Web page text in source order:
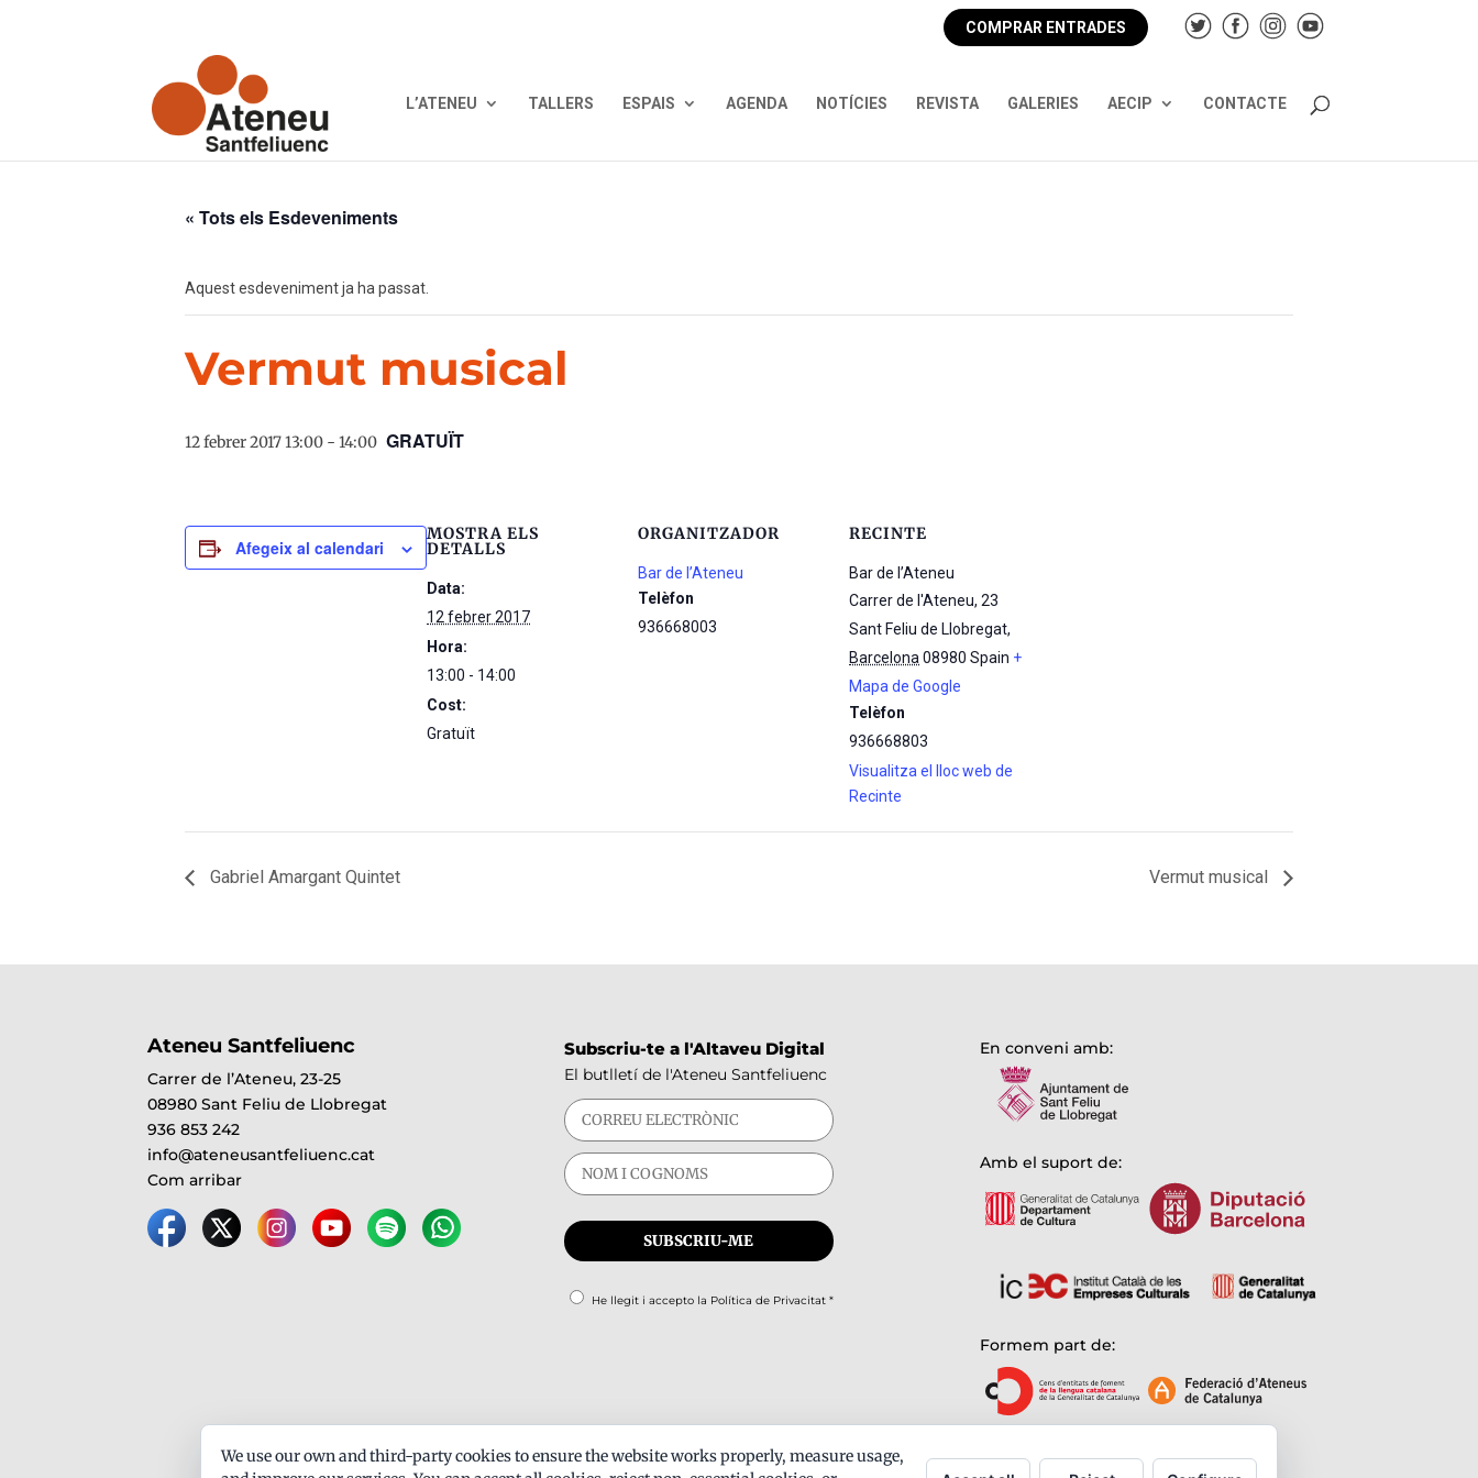
COMPRAR ENTRADES
L’ATENEU TALLERS ESPAIS AGENDA NOTÍCIES REVISTA GALERIES AECIP CONTACTE
« Tots els Esdeveniments
Aquest esdeveniment ja ha passat.
Vermut musical
12 febrer 2017 13:00 - 14:00 GRATUÏT
Afegeix al calendari
MOSTRA ELS
DETALLS
Data:
12 febrer 2017
Hora:
13:00 - 14:00
Cost:
Gratuït
ORGANITZADOR
Bar de l’Ateneu
Telèfon
936668003
RECINTE
Bar de l’Ateneu
Carrer de l'Ateneu, 23
Sant Feliu de Llobregat,
Barcelona 08980 Spain +
Mapa de Google
Telèfon
936668803
Visualitza el lloc web de
Recinte
Gabriel Amargant Quintet Vermut musical
Ateneu Santfeliuenc
Carrer de l’Ateneu, 23-25
08980 Sant Feliu de Llobregat
936 853 242
info@ateneusantfeliuenc.cat
Com arribar
Subscriu-te a l'Altaveu Digital
El butlletí de l'Ateneu Santfeliuenc
He llegit i accepto la Política de Privacitat*
En conveni amb:
Amb el suport de:
Formem part de:
We use our own and third-party cookies to ensure the website works properly, measure usage,